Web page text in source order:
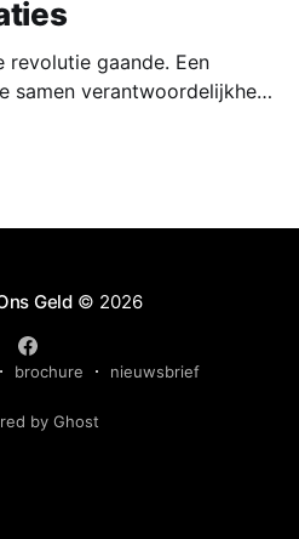
revolutie gaande. Een
samen verantwoordelijkheid
wijze. Ze maken daarbij
Geld© 2026
brochure nieuwsbrief
by Ghost